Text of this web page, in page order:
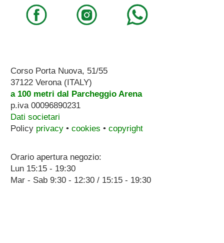
Corso Porta Nuova, 51/55
37122 Verona (ITALY)
a 100 metri dal Parcheggio Arena
p.iva 00096890231
Dati societari
Policy privacy• cookies • copyright
Orario apertura negozio:
Lun 15:15 - 19:30
Mar - Sab 9:30 - 12:30 / 15:15 - 19:30